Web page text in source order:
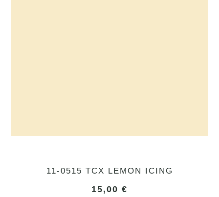
11-0515 TCX LEMON ICING
15,00 €